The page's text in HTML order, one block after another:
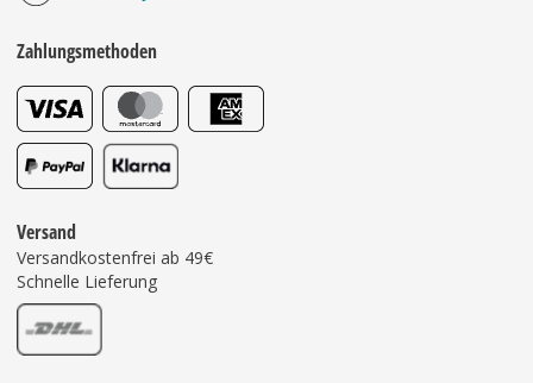
Zahlungsmethoden
Versand
Versandkostenfrei ab 49€
Schnelle Lieferung